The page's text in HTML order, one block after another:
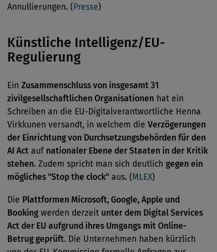
Annullierungen. ( Presse)
Künstliche Intelligenz/EU-
Regulierung
Ein Zusammenschluss von insgesamt 31
zivilgesellschaftlichen Organisationen hat ein
Schreiben an die EU-Digitalverantwortliche Henna
Virkkunen versandt, in welchem die Verzögerungen
der Einrichtung von Durchsetzungsbehörden für den
AI Act auf nationaler Ebene der Staaten in der Kritik
stehen. Zudem spricht man sich deutlich gegen ein
mögliches "Stop the clock" aus. (MLEX)
Die Plattformen Microsoft, Google, Apple und
Bookingwerden derzeit unter dem Digital Services
Act der EU aufgrund ihres Umgangs mit Online-
Betrug geprüft. Die Unternehmen haben kürzlich